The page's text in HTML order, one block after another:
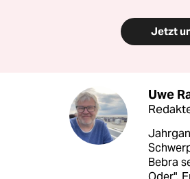
Jetzt
Uwe
Bebra